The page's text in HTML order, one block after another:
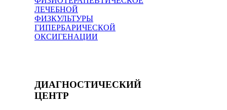
ЛЕЧЕБНОЙ
ФИЗКУЛЬТУРЫ
ГИПЕРБАРИЧЕСКОЙ
ОКСИГЕНАЦИИ
ДИАГНОСТИЧЕСКИЙ
ЦЕНТР